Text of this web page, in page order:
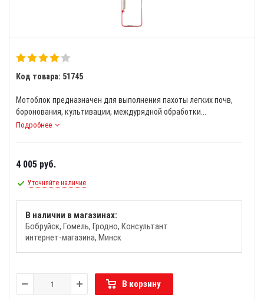
Код товара: 51745
Мотоблок предназначен для выполнения пахоты легких почв,
боронования, культивации, междурядной обработки...
Подробнее
4 005 руб.
Уточняйте наличие
В наличии в магазинах:
Бобруйск Гомель Гродно Консультант
интернет-магазина Минск
В корзину